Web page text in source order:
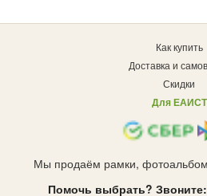
Как купить
Доставка и
Скидки
Для ЕАИСТ
Мы продаём рамки,
Помочь выбрать? Звоните: